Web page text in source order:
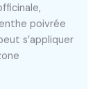
poivrée
s’appliquer